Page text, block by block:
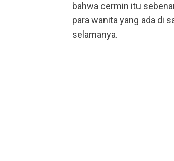
bahwa cermin itu
para wanita yang ada di
selamanya.